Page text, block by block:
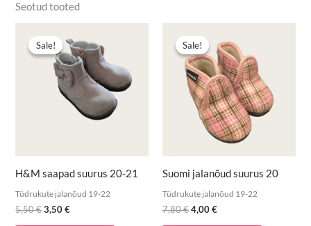
Seotud tooted
Sale!
Sale!
H&M saapad suurus 20-21
Tüdrukute jalanõud 19-22
5,50€
hind
oli:
5,50 €.
3,50€
hind
on:
3,50 €.
Sale!
Sale!
Suomi jalanõud suurus 20
Tüdrukute jalanõud 19-22
7,80€
hind
oli:
7,80 €.
4,00€
hind
on:
4,00 €.